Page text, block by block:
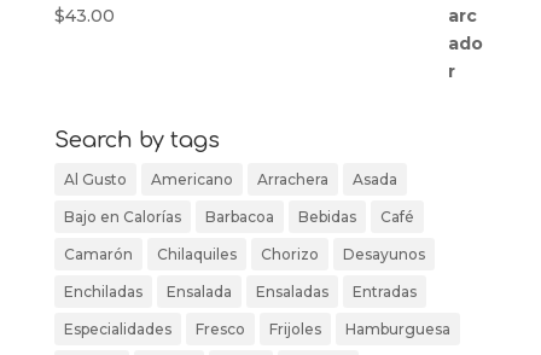
$43.00
Search by tags
Al Gusto Americano Arrachera Asada
Bajo en Calorías Barbacoa Bebidas Café
Camarón Chilaquiles Chorizo Desayunos
Enchiladas Ensalada Ensaladas Entradas
Especialidades Fresco Frijoles Hamburguesa